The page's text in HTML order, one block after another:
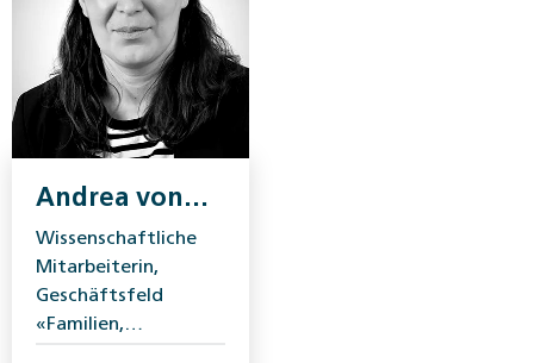
Andrea von
Dach
Wissenschaftliche
Mitarbeiterin,
Geschäftsfeld
«Familien,